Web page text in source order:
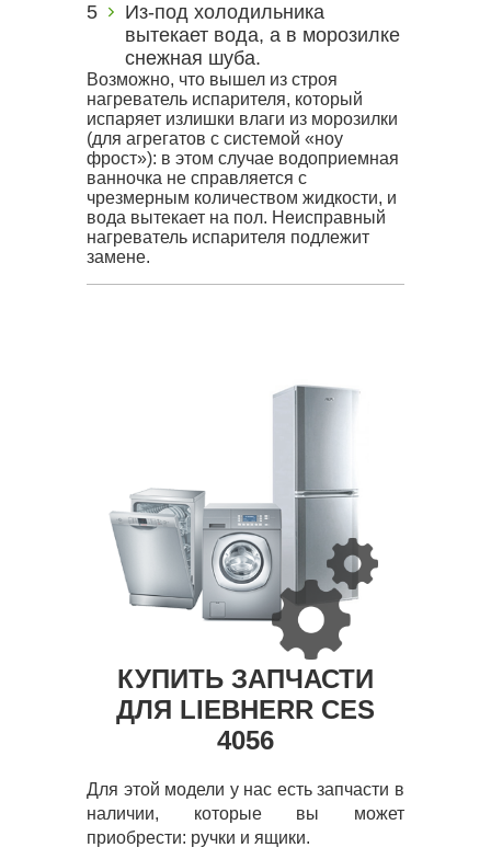
Из-под холодильника
вытекает вода, а в морозилке
снежная шуба.
Возможно, что вышел из строя
нагреватель испарителя, который
испаряет излишки влаги из морозилки
(для агрегатов с системой «ноу
фрост»): в этом случае водоприемная
ванночка не справляется с
чрезмерным количеством жидкости, и
вода вытекает на пол. Неисправный
нагреватель испарителя подлежит
замене.
КУПИТЬ ЗАПЧАСТИ
ДЛЯ LIEBHERR CES
4056
Для этой модели у нас есть запчасти в
наличии, которые вы может
приобрести: ручки и ящики.